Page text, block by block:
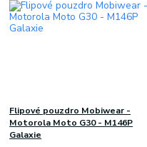
Flipové pouzdro Mobiwear -
Motorola Moto G30 - M146P
Galaxie